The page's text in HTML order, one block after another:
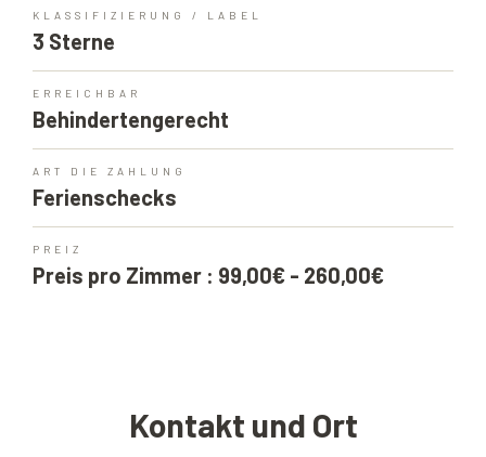
KLASSIFIZIERUNG / LABEL
3 Sterne
ERREICHBAR
Behindertengerecht
ART DIE ZAHLUNG
Ferienschecks
PREIZ
Preis pro Zimmer : 99,00€ - 260,00€
Kontakt und Ort